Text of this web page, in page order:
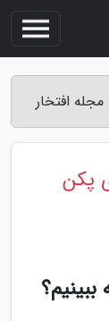
افتخار
پکن